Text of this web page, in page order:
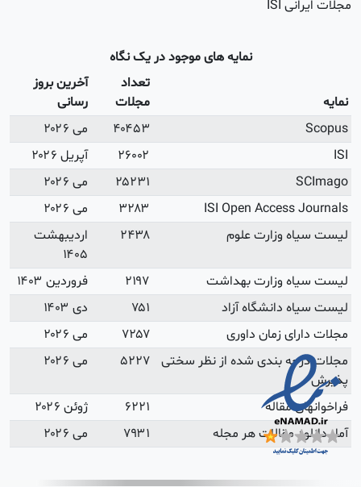
رسانی
می ۲۰۲۶
آپریل ۲۰۲۶
می ۲۰۲۶
می ۲۰۲۶
اردیبهشت
فروردین ۱۴۰۳
دی ۱۴۰۳
می ۲۰۲۶
می ۲۰۲۶
ژوئن ۲۰۲۶
می ۲۰۲۶